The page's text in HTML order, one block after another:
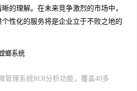
的理解。在未来竞争激烈的市场中，
性化的服务将是企业立于不败之地的
螂系统
管理系统ROI分析功能，覆盖40多